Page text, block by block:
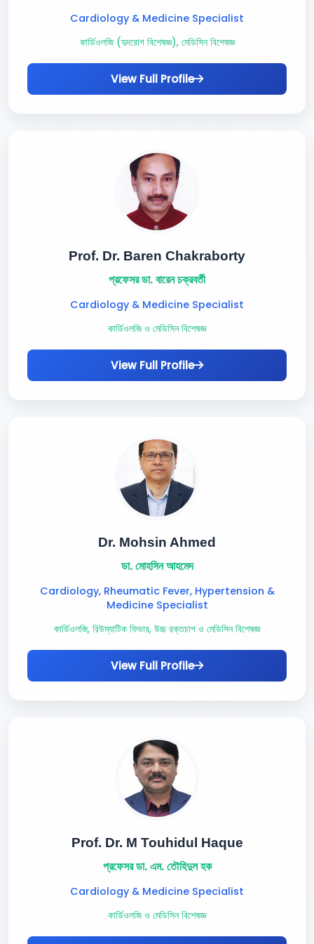
Cardiology & Medicine Specialist
কার্ডিওলজি (হৃদরোগ বিশেষজ্ঞ), মেডিসিন বিশেষজ্ঞ
View Full Profile
Prof. Dr. Baren Chakraborty
প্রফেসর ডা. বারেন চক্রবর্তী
Cardiology & Medicine Specialist
কার্ডিওলজি ও মেডিসিন বিশেষজ্ঞ
View Full Profile
Dr. Mohsin Ahmed
ডা. মোহসিন আহমেদ
Cardiology, Rheumatic Fever, Hypertension &
Medicine Specialist
কার্ডিওলজি, রিউম্যাটিক ফিভার, উচ্চ রক্তচাপ ও মেডিসিন বিশেষজ্ঞ
View Full Profile
Prof. Dr. M Touhidul Haque
প্রফেসর ডা. এম. তৌহিদুল হক
Cardiology & Medicine Specialist
কার্ডিওলজি ও মেডিসিন বিশেষজ্ঞ